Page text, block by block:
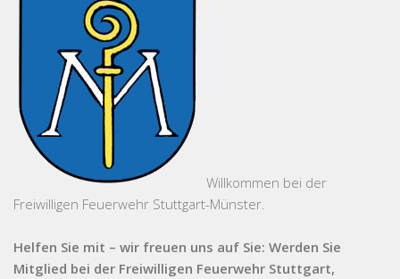
Willkommen bei der
Freiwilligen Feuerwehr Stuttgart-Münster.
Helfen Sie mit – wir freuen uns auf Sie: Werden Sie
Mitglied bei der Freiwilligen Feuerwehr Stuttgart,